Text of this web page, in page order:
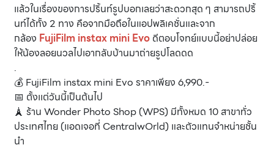
แล้วในเรื่องของการปริ้นท์รูปบอกเลยว่าสะดวกสุด ๆ สามารถปริ้
นท์ได้ทั้ง 2 ทาง คือจากมือถือในแอปพลิเคชั่นและจาก
กล้อง FujiFilm instax mini Evo ดีตอบโจทย์แบบนี้อย่าปล่อย
ให้น้องลอยนวลไปเอากลับบ้านมาถ่ายรูปโลดดด
.
💰 FujiFilm instax mini Evo ราคาเพียง 6,990.-
📅 ตั้งเเต่วันนี้เป็นต้นไป
🗼 ร้าน Wonder Photo Shop (WPS) มีทั้งหมด 10 สาขาทั่ว
ประเทศไทย (แอดเจอที่ CentralwOrld) และตัวแทนจำหน่ายชั้น
นำ